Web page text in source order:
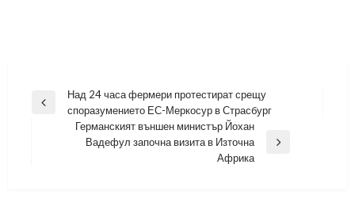
Навигация
Previous
Над 24 часа фермери протестират срещу
споразумението ЕС-Меркосур в Страсбург
Германският външен министър Йохан
Вадефул започна визита в Източна
Африка